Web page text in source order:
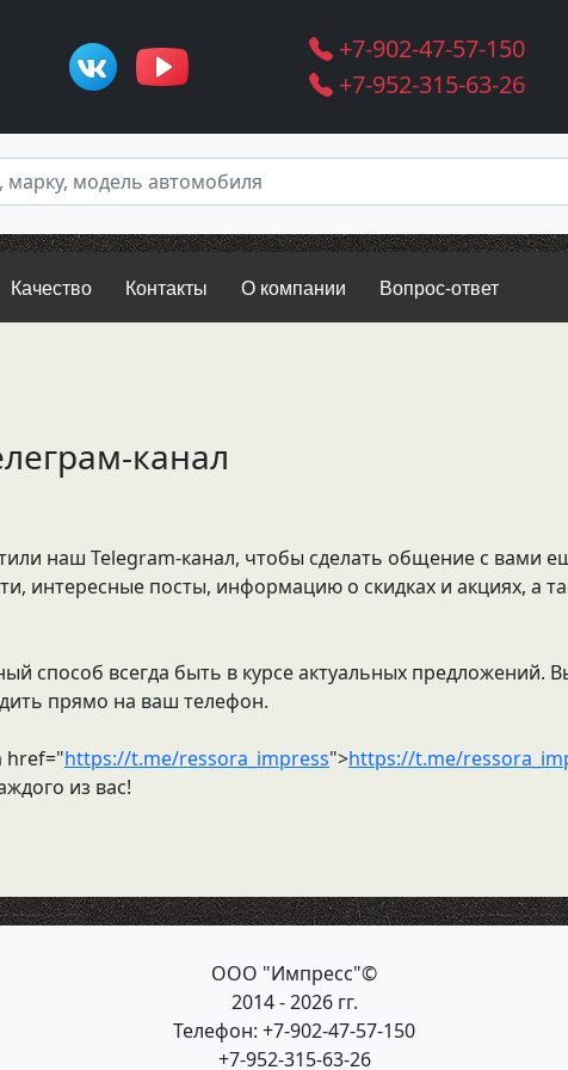
+7-902-47-57-150
+7-952-315-63-26
Качество Контакты О компании Вопрос-ответ
канал
наш Telegram-канал, чтобы сделать общение с вами
интересные посты, информацию о скидках и акциях, а
способ всегда быть в курсе актуальных предложений.
прямо на ваш телефон.
href="https://t.me/ressora_impress">https://t.me/
из вас!
ООО "Импресс"©
2014 - 2026 гг.
Телефон: +7-902-47-57-150
+7-952-315-63-26